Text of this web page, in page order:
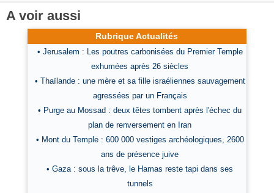
A voir aussi
Rubrique Actualités
• Jerusalem : Les poutres carbonisées du Premier Temple
exhumées après 26 siècles
• Thaïlande : une mère et sa fille israéliennes sauvagement
agressées par un Français
• Purge au Mossad : deux têtes tombent après l'échec du
plan de renversement en Iran
• Mont du Temple : 600 000 vestiges archéologiques, 2600
ans de présence juive
• Gaza : sous la trêve, le Hamas reste tapi dans ses
tunnels